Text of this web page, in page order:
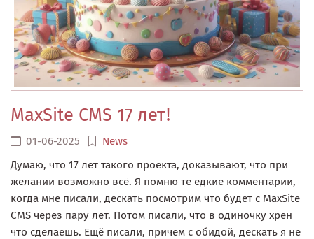
MaxSite CMS 17 лет!
01-06-2025
News
Думаю, что 17 лет такого проекта, доказывают, что при
желании возможно всё. Я помню те едкие комментарии,
когда мне писали, дескать посмотрим что будет с MaxSite
CMS через пару лет. Потом писали, что в одиночку хрен
что сделаешь. Ещё писали, причем с обидой, дескать я не